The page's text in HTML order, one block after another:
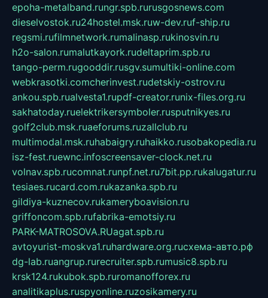
epoha-metalband.rungr.spb.rurusgosnews.com
dieselvostok.ru24hostel.msk.ruw-dev.ruf-ship.ru
regsmi.rufilmnetwork.rumalinasp.rukinosvin.ru
h2o-salon.rumalutkayork.rudeltaprim.spb.ru
tango-perm.rugooddir.rusgv.sumultiki-online.com
webkrasotki.comcherinvest.rudetskiy-ostrov.ru
ankou.spb.rualvesta1.rupdf-creator.runix-files.org.ru
sakhatoday.ruelektrikersymboler.rusputnikyes.ru
golf2club.msk.ruaeforums.ruzallclub.ru
multimodal.msk.ruhabaigry.ruhaikko.rusobakopedia.ru
isz-fest.ruewnc.infoscreensaver-clock.net.ru
volnav.spb.rucomnat.runpf.net.ru7bit.pp.rukalugatur.ru
tesiaes.rucard.com.rukazanka.spb.ru
gildiya-kuznecov.rukameryboavision.ru
griffoncom.spb.rufabrika-emotsiy.ru
PARK-MATROSOVA.RUagat.spb.ru
avtoyurist-moskva1.ruhardware.org.ruсхема-авто.рф
dg-lab.ruangrup.rurecruiter.spb.rumusic8.spb.ru
krsk124.rukubok.spb.ruromanofforex.ru
analitikaplus.ruspyonline.ruzosikamery.ru